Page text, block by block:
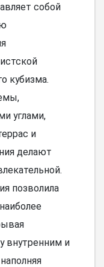
собой
кубизма.
углами,
и
делают
позволила
внутренним и